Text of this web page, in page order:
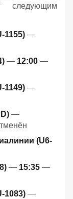
следующим
1155) —
— 12:00 —
1149) —
—
(U6-
— 15:35 —
1083) —